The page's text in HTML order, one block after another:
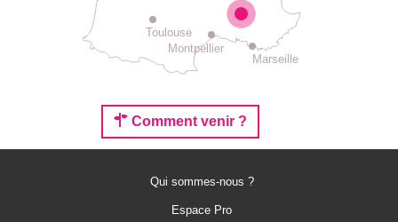
Montpellier
Toulouse
Marseille
Comment venir ?
Qui sommes-nous ?
Espace Pro